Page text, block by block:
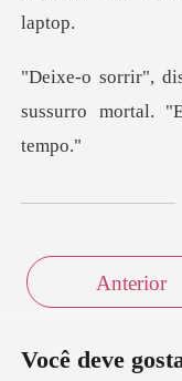
sussurro mortal.
Anterior
Você deve